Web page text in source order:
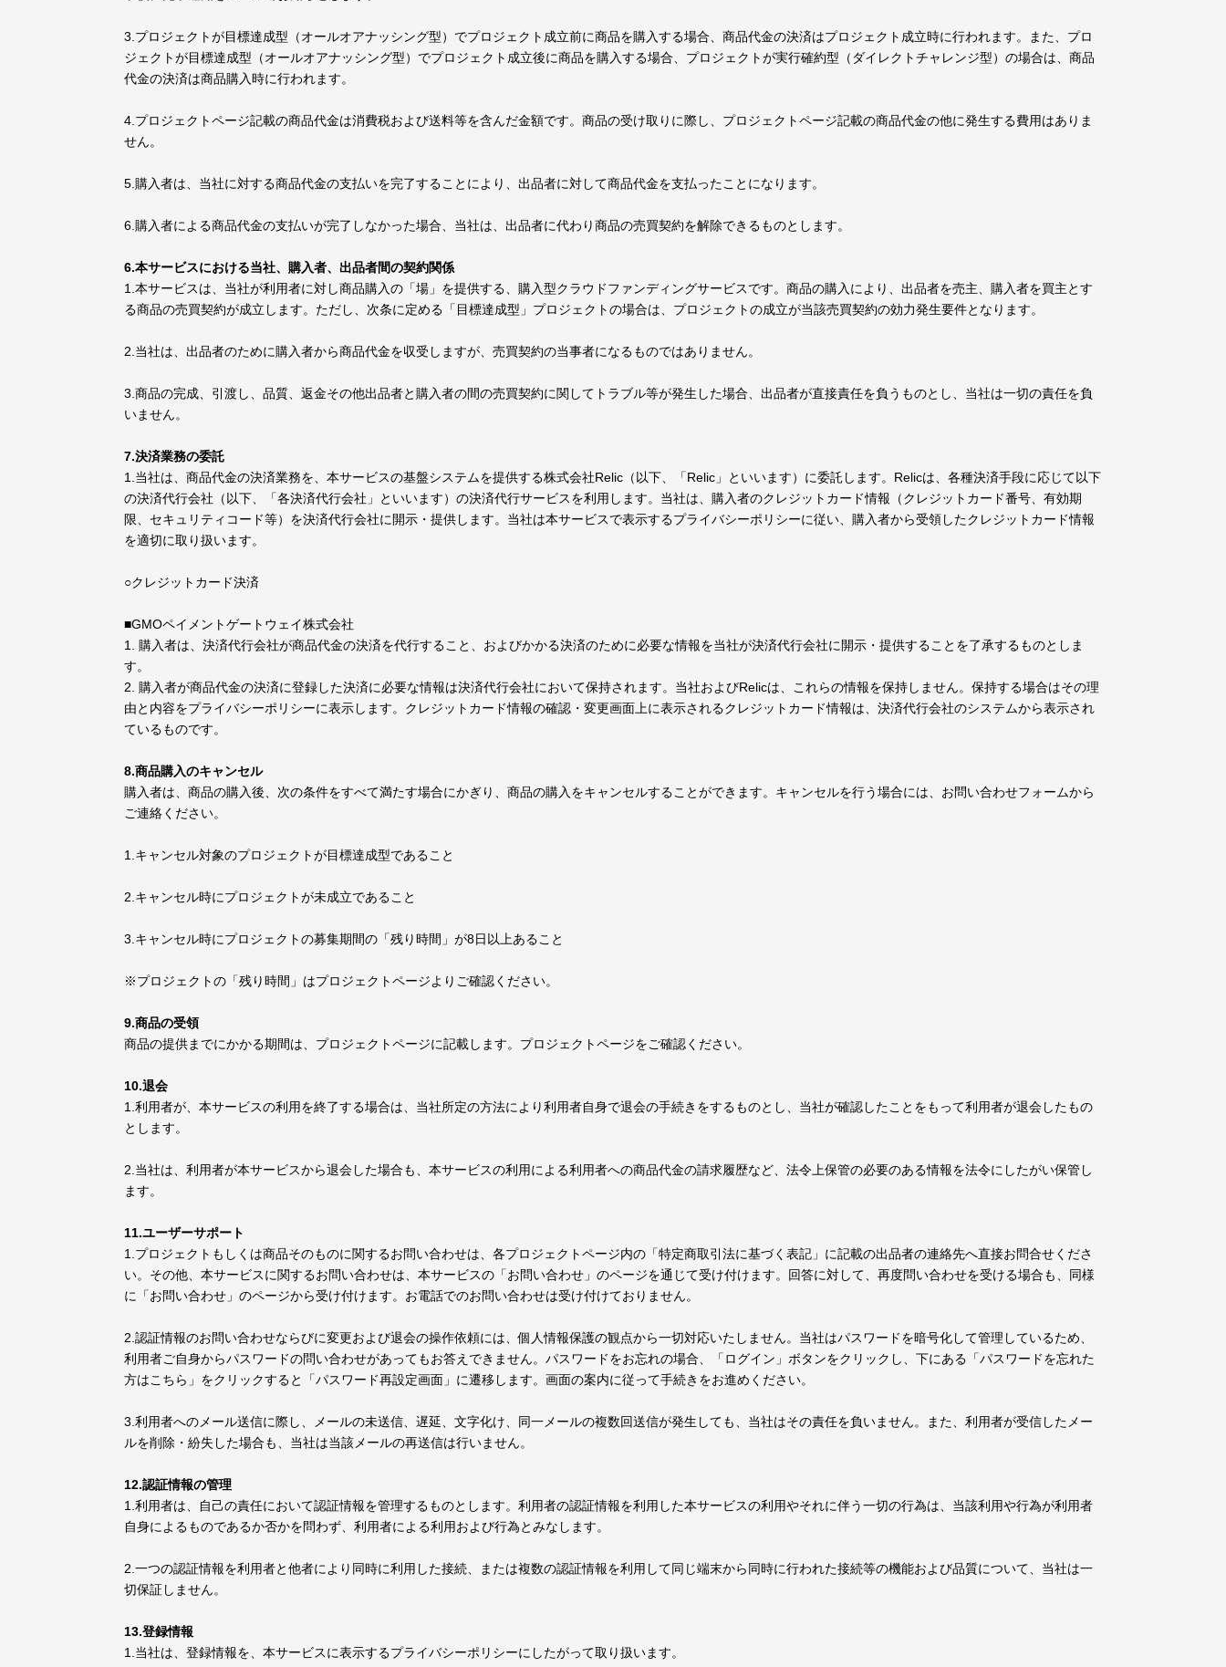
3.プロジェクトが目標達成型（オールオアナッシング型）でプロジェクト成立前に商品を購入する場合、商品代金の決済はプロジェクト成立時に行われます。また、プロ
ジェクトが目標達成型（オールオアナッシング型）でプロジェクト成立後に商品を購入する場合、プロジェクトが実行確約型（ダイレクトチャレンジ型）の場合は、商品
代金の決済は商品購入時に行われます。
4.プロジェクトページ記載の商品代金は消費税および送料等を含んだ金額です。商品の受け取りに際し、プロジェクトページ記載の商品代金の他に発生する費用はありま
せん。
5.購入者は、当社に対する商品代金の支払いを完了することにより、出品者に対して商品代金を支払ったことになります。
6.購入者による商品代金の支払いが完了しなかった場合、当社は、出品者に代わり商品の売買契約を解除できるものとします。
6.本サービスにおける当社、購入者、出品者間の契約関係
1.本サービスは、当社が利用者に対し商品購入の「場」を提供する、購入型クラウドファンディングサービスです。商品の購入により、出品者を売主、購入者を買主とす
る商品の売買契約が成立します。ただし、次条に定める「目標達成型」プロジェクトの場合は、プロジェクトの成立が当該売買契約の効力発生要件となります。
2.当社は、出品者のために購入者から商品代金を収受しますが、売買契約の当事者になるものではありません。
3.商品の完成、引渡し、品質、返金その他出品者と購入者の間の売買契約に関してトラブル等が発生した場合、出品者が直接責任を負うものとし、当社は一切の責任を負
いません。
7.決済業務の委託
1.当社は、商品代金の決済業務を、本サービスの基盤システムを提供する株式会社Relic（以下、「Relic」といいます）に委託します。Relicは、各種決済手段に応じて以下
の決済代行会社（以下、「各決済代行会社」といいます）の決済代行サービスを利用します。当社は、購入者のクレジットカード情報（クレジットカード番号、有効期
限、セキュリティコード等）を決済代行会社に開示・提供します。当社は本サービスで表示するプライバシーポリシーに従い、購入者から受領したクレジットカード情報
を適切に取り扱います。
○クレジットカード決済
■GMOペイメントゲートウェイ株式会社
1. 購入者は、決済代行会社が商品代金の決済を代行すること、およびかかる決済のために必要な情報を当社が決済代行会社に開示・提供することを了承するものとしま
す。
2. 購入者が商品代金の決済に登録した決済に必要な情報は決済代行会社において保持されます。当社およびRelicは、これらの情報を保持しません。保持する場合はその理
由と内容をプライバシーポリシーに表示します。クレジットカード情報の確認・変更画面上に表示されるクレジットカード情報は、決済代行会社のシステムから表示され
ているものです。
8.商品購入のキャンセル
購入者は、商品の購入後、次の条件をすべて満たす場合にかぎり、商品の購入をキャンセルすることができます。キャンセルを行う場合には、お問い合わせフォームから
ご連絡ください。
1.キャンセル対象のプロジェクトが目標達成型であること
2.キャンセル時にプロジェクトが未成立であること
3.キャンセル時にプロジェクトの募集期間の「残り時間」が8日以上あること
※プロジェクトの「残り時間」はプロジェクトページよりご確認ください。
9.商品の受領
商品の提供までにかかる期間は、プロジェクトページに記載します。プロジェクトページをご確認ください。
10.退会
1.利用者が、本サービスの利用を終了する場合は、当社所定の方法により利用者自身で退会の手続きをするものとし、当社が確認したことをもって利用者が退会したもの
とします。
2.当社は、利用者が本サービスから退会した場合も、本サービスの利用による利用者への商品代金の請求履歴など、法令上保管の必要のある情報を法令にしたがい保管し
ます。
11.ユーザーサポート
1.プロジェクトもしくは商品そのものに関するお問い合わせは、各プロジェクトページ内の「特定商取引法に基づく表記」に記載の出品者の連絡先へ直接お問合せくださ
い。その他、本サービスに関するお問い合わせは、本サービスの「お問い合わせ」のページを通じて受け付けます。回答に対して、再度問い合わせを受ける場合も、同様
に「お問い合わせ」のページから受け付けます。お電話でのお問い合わせは受け付けておりません。
2.認証情報のお問い合わせならびに変更および退会の操作依頼には、個人情報保護の観点から一切対応いたしません。当社はパスワードを暗号化して管理しているため、
利用者ご自身からパスワードの問い合わせがあってもお答えできません。パスワードをお忘れの場合、「ログイン」ボタンをクリックし、下にある「パスワードを忘れた
方はこちら」をクリックすると「パスワード再設定画面」に遷移します。画面の案内に従って手続きをお進めください。
3.利用者へのメール送信に際し、メールの未送信、遅延、文字化け、同一メールの複数回送信が発生しても、当社はその責任を負いません。また、利用者が受信したメー
ルを削除・紛失した場合も、当社は当該メールの再送信は行いません。
12.認証情報の管理
1.利用者は、自己の責任において認証情報を管理するものとします。利用者の認証情報を利用した本サービスの利用やそれに伴う一切の行為は、当該利用や行為が利用者
自身によるものであるか否かを問わず、利用者による利用および行為とみなします。
2.一つの認証情報を利用者と他者により同時に利用した接続、または複数の認証情報を利用して同じ端末から同時に行われた接続等の機能および品質について、当社は一
切保証しません。
13.登録情報
1.当社は、登録情報を、本サービスに表示するプライバシーポリシーにしたがって取り扱います。